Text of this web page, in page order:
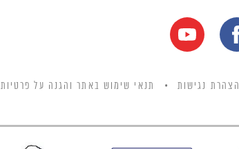
הצהרת נגישות תנאי שימוש באתר והגנה על פרטיות